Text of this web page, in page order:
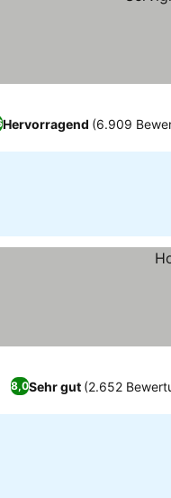
Hervorragend (6.909
8,0Sehr gut (2.652